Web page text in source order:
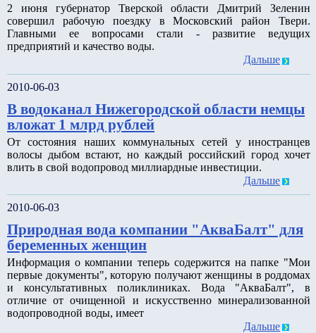
2 июня губернатор Тверской области Дмитрий Зеленин
совершил рабочую поездку в Московский район Твери.
Главными ее вопросами стали - развитие ведущих
предприятий и качество воды.
Дальше
2010-06-03
В водоканал Нижегородской области немцы
вложат 1 млрд рублей
От состояния наших коммунальных сетей у иностранцев
волосы дыбом встают, но каждый российский город хочет
влить в свой водопровод миллиардные инвестиции.
Дальше
2010-06-03
Природная вода компании "АкваБалт" для
беременных женщин
Информация о компании теперь содержится на папке "Мои
первые документы", которую получают женщины в роддомах
и консультативных поликлиниках. Вода "АкваБалт", в
отличие от очищенной и искусственно минерализованной
водопроводной воды, имеет
Дальше